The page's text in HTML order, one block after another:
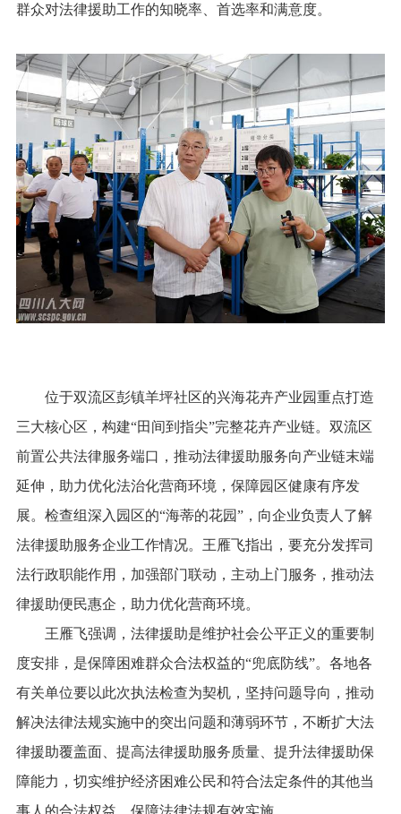
群众对法律援助工作的知晓率、首选率和满意度。
位于双流区彭镇羊坪社区的兴海花卉产业园重点打造
三大核心区，构建“田间到指尖”完整花卉产业链。双流区
前置公共法律服务端口，推动法律援助服务向产业链末端
延伸，助力优化法治化营商环境，保障园区健康有序发
展。检查组深入园区的“海蒂的花园”，向企业负责人了解
法律援助服务企业工作情况。王雁飞指出，要充分发挥司
法行政职能作用，加强部门联动，主动上门服务，推动法
律援助便民惠企，助力优化营商环境。
王雁飞强调，法律援助是维护社会公平正义的重要制
度安排，是保障困难群众合法权益的“兜底防线”。各地各
有关单位要以此次执法检查为契机，坚持问题导向，推动
解决法律法规实施中的突出问题和薄弱环节，不断扩大法
律援助覆盖面、提高法律援助服务质量、提升法律援助保
障能力，切实维护经济困难公民和符合法定条件的其他当
事人的合法权益，保障法律法规有效实施。